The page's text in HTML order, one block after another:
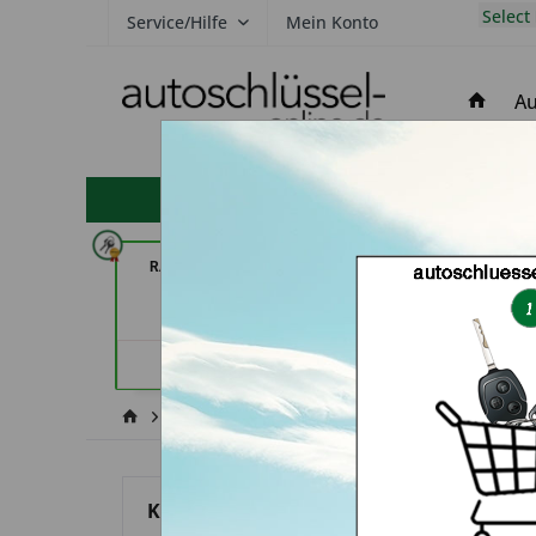
Service/Hilfe Mein Konto Select
hohe Kundenzufriedenheit
RAPID Service (in Fellbach)
Autohaus Patz
BMW 3er
Kategorien